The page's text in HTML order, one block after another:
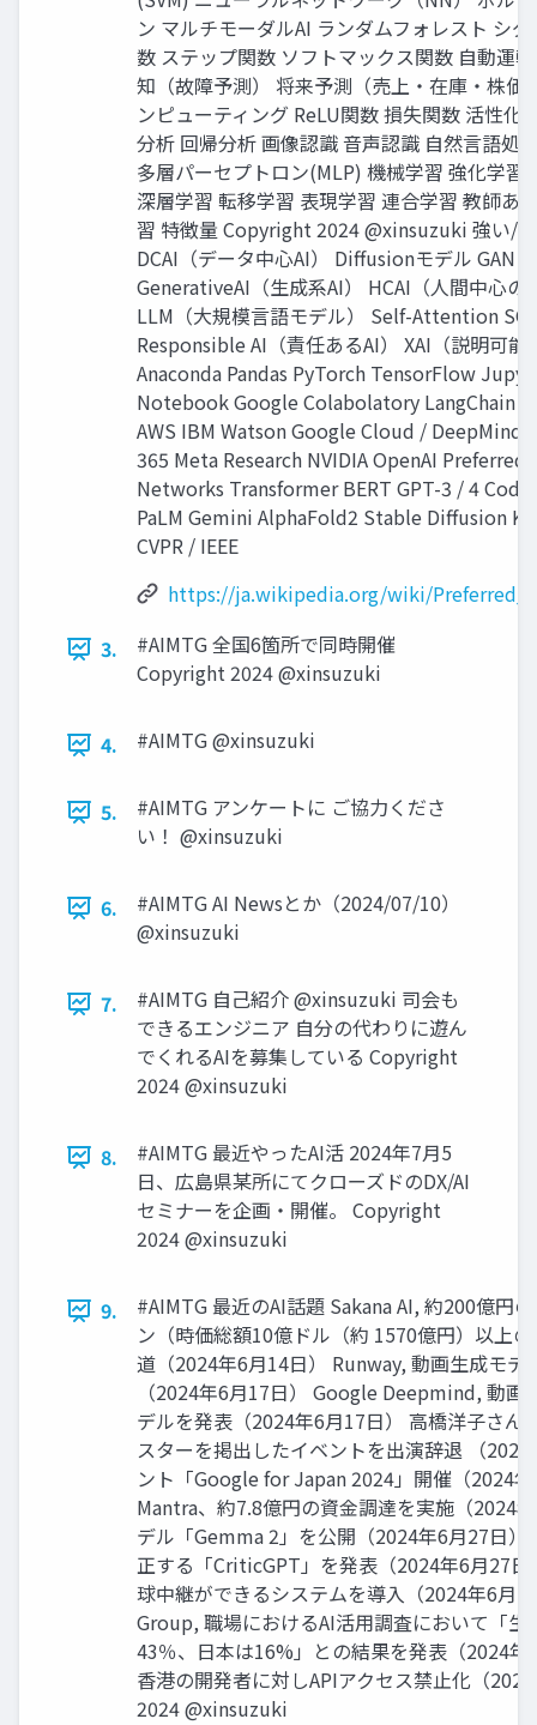
ン マルチモーダルAI ランダムフォレスト シ
数 ステップ関数 ソフトマックス関数 自動運
知（故障予測） 将来予測（売上・在庫・株価
ンピューティング ReLU関数 損失関数 活性化
分析 回帰分析 画像認識 音声認識 自然言語処
多層パーセプトロン(MLP) 機械学習 強化学習
深層学習 転移学習 表現学習 連合学習 教師あ
習 特徴量 Copyright 2024 @xinsuzuki 強い/
DCAI（データ中心AI） Diffusionモデル GAN
GenerativeAI（生成系AI） HCAI（人間中心の
LLM（大規模言語モデル） Self-Attention
Responsible AI（責任あるAI） XAI（説明可能
Anaconda Pandas PyTorch TensorFlow
Notebook Google Colabolatory LangChain
AWS IBM Watson Google Cloud / DeepMind
365 Meta Research NVIDIA OpenAI Preferred
Networks Transformer BERT GPT-3 / 4
PaLM Gemini AlphaFold2 Stable Diffusion
CVPR / IEEE
https://ja.wikipedia.org/wiki/
3.
#AIMTG 全国6箇所で同時開催
Copyright 2024 @xinsuzuki
4. #AIMTG @xinsuzuki
5.
#AIMTG アンケートに ご協力くださ
い！ @xinsuzuki
6.
#AIMTG AI Newsとか（2024/07/10）
@xinsuzuki
7.
#AIMTG 自己紹介 @xinsuzuki 司会も
できるエンジニア 自分の代わりに遊ん
でくれるAIを募集している Copyright
2024 @xinsuzuki
8.
#AIMTG 最近やったAI活 2024年7月5
日、広島県某所にてクローズドのDX/AI
セミナーを企画・開催。 Copyright
2024 @xinsuzuki
9.
#AIMTG 最近のAI話題 Sakana AI, 約200億円
ン（時価総額10億ドル（約 1570億円）以上
道（2024年6月14日） Runway, 動画生成モデ
（2024年6月17日） Google Deepmind, 動画
デルを発表（2024年6月17日） 高橋洋子さん
スターを掲出したイベントを出演辞退 （
ント「Google for Japan 2024」開催（2024
Mantra、約7.8億円の資金調達を実施（2024
デル「Gemma 2」を公開（2024年6月27日）
正する「CriticGPT」を発表（2024年6月27
球中継ができるシステムを導入（2024年6月
Group, 職場におけるAI活用調査において「生
43％、日本は16%」との結果を発表（2024
香港の開発者に対しAPIアクセス禁止化（
2024 @xinsuzuki